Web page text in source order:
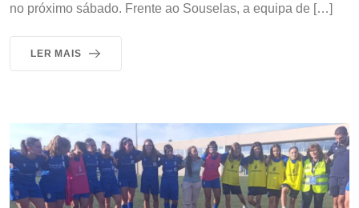
no próximo sábado. Frente ao Souselas, a equipa de […]
LER MAIS